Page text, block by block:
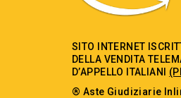
SITO INTERNET
DELLA VENDITA
D’APPELLO ITALIANI
® Aste Giudiziarie